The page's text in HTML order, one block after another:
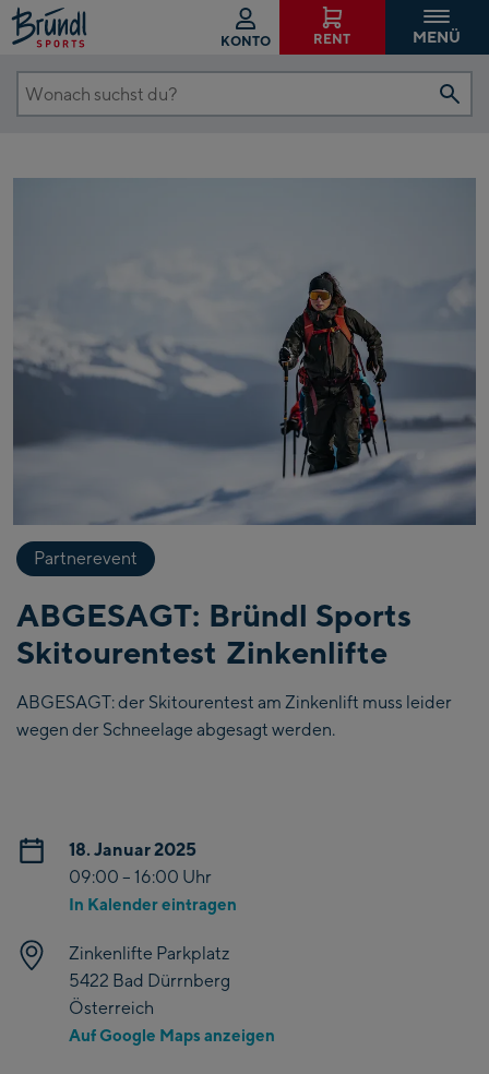
KONTO RENT MENÜ
Wonach
Partnerevent
ABGESAGT: Bründl Sports
Skitourentest Zinkenlifte
ABGESAGT: der Skitourentest am Zinkenlift muss leider
wegen der Schneelage abgesagt werden.
18. Januar 2025
09:00 – 16:00 Uhr
In Kalender eintragen
Zinkenlifte Parkplatz
5422 Bad Dürrnberg
Österreich
Auf Google Maps anzeigen